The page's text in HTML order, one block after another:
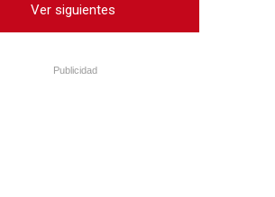
Ver siguientes
Publicidad